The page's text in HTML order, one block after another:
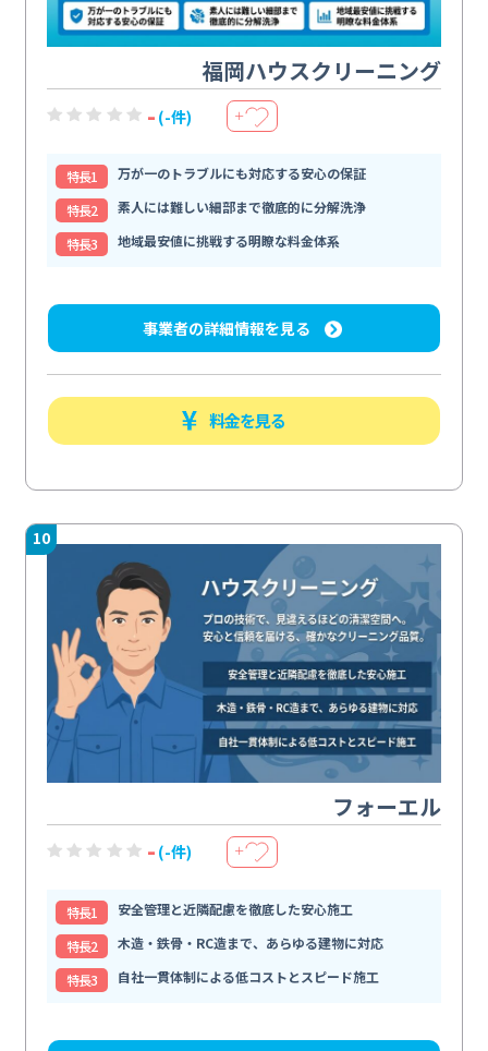
福岡ハウスクリーニング
- (-件) ＋
特⻑1
万が一のトラブルにも対応する安心の保証
特⻑2
素人には難しい細部まで徹底的に分解洗浄
特⻑3
地域最安値に挑戦する明瞭な料金体系
事業者の詳細情報を見る
料金を見る
10
フォーエル
- (-件) ＋
特⻑1
安全管理と近隣配慮を徹底した安心施工
特⻑2
木造・鉄骨・RC造まで、あらゆる建物に対応
特⻑3
自社一貫体制による低コストとスピード施工